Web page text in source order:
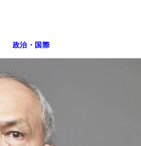
政治・国際